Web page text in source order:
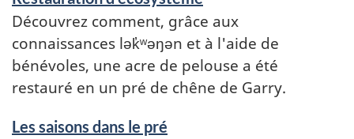
Découvrez comment, grâce aux
connaissances lək̓ʷəŋən et à l'aide de
bénévoles, une acre de pelouse a été
restauré en un pré de chêne de Garry.
Les saisons dans le pré